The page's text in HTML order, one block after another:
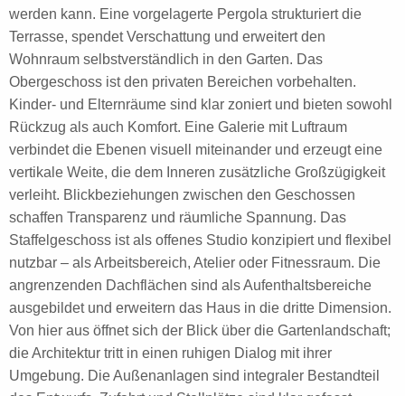
werden kann. Eine vorgelagerte Pergola strukturiert die
Terrasse, spendet Verschattung und erweitert den
Wohnraum selbstverständlich in den Garten. Das
Obergeschoss ist den privaten Bereichen vorbehalten.
Kinder- und Elternräume sind klar zoniert und bieten sowohl
Rückzug als auch Komfort. Eine Galerie mit Luftraum
verbindet die Ebenen visuell miteinander und erzeugt eine
vertikale Weite, die dem Inneren zusätzliche Großzügigkeit
verleiht. Blickbeziehungen zwischen den Geschossen
schaffen Transparenz und räumliche Spannung. Das
Staffelgeschoss ist als offenes Studio konzipiert und flexibel
nutzbar – als Arbeitsbereich, Atelier oder Fitnessraum. Die
angrenzenden Dachflächen sind als Aufenthaltsbereiche
ausgebildet und erweitern das Haus in die dritte Dimension.
Von hier aus öffnet sich der Blick über die Gartenlandschaft;
die Architektur tritt in einen ruhigen Dialog mit ihrer
Umgebung. Die Außenanlagen sind integraler Bestandteil